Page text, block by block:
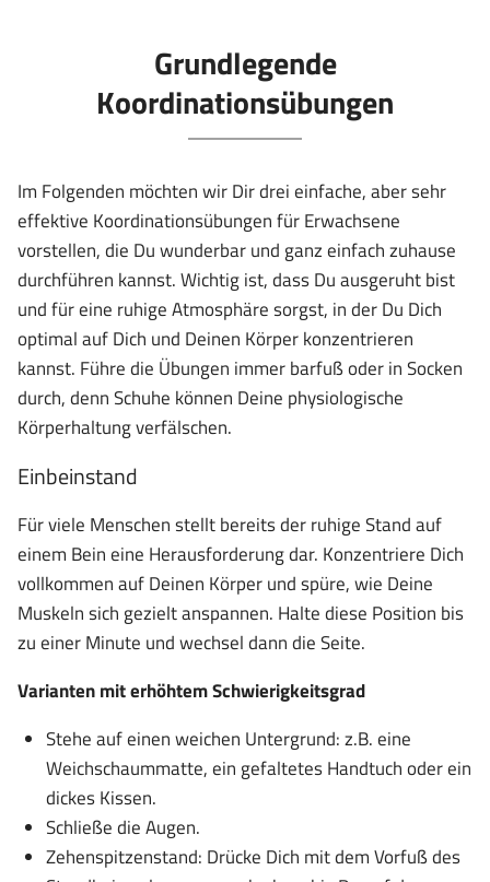
Grundlegende
Koordinationsübungen
Im Folgenden möchten wir Dir drei einfache, aber sehr
effektive Koordinationsübungen für Erwachsene
vorstellen, die Du wunderbar und ganz einfach zuhause
durchführen kannst. Wichtig ist, dass Du ausgeruht bist
und für eine ruhige Atmosphäre sorgst, in der Du Dich
optimal auf Dich und Deinen Körper konzentrieren
kannst. Führe die Übungen immer barfuß oder in Socken
durch, denn Schuhe können Deine physiologische
Körperhaltung verfälschen.
Einbeinstand
Für viele Menschen stellt bereits der ruhige Stand auf
einem Bein eine Herausforderung dar. Konzentriere Dich
vollkommen auf Deinen Körper und spüre, wie Deine
Muskeln sich gezielt anspannen. Halte diese Position bis
zu einer Minute und wechsel dann die Seite.
Varianten mit erhöhtem Schwierigkeitsgrad
Stehe auf einen weichen Untergrund: z.B. eine
Weichschaummatte, ein gefaltetes Handtuch oder ein
dickes Kissen.
Schließe die Augen.
Zehenspitzenstand: Drücke Dich mit dem Vorfuß des